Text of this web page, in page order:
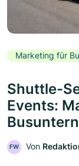
Marketing für
Shuttle-
Events:
FW Von